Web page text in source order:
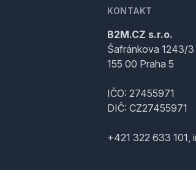
KONTAKT
B2M.CZ s.r.o.
Šafránkova 1243/3
155 00 Praha 5
IČO: 27455971
DIČ: CZ27455971
+421 322 633 101,